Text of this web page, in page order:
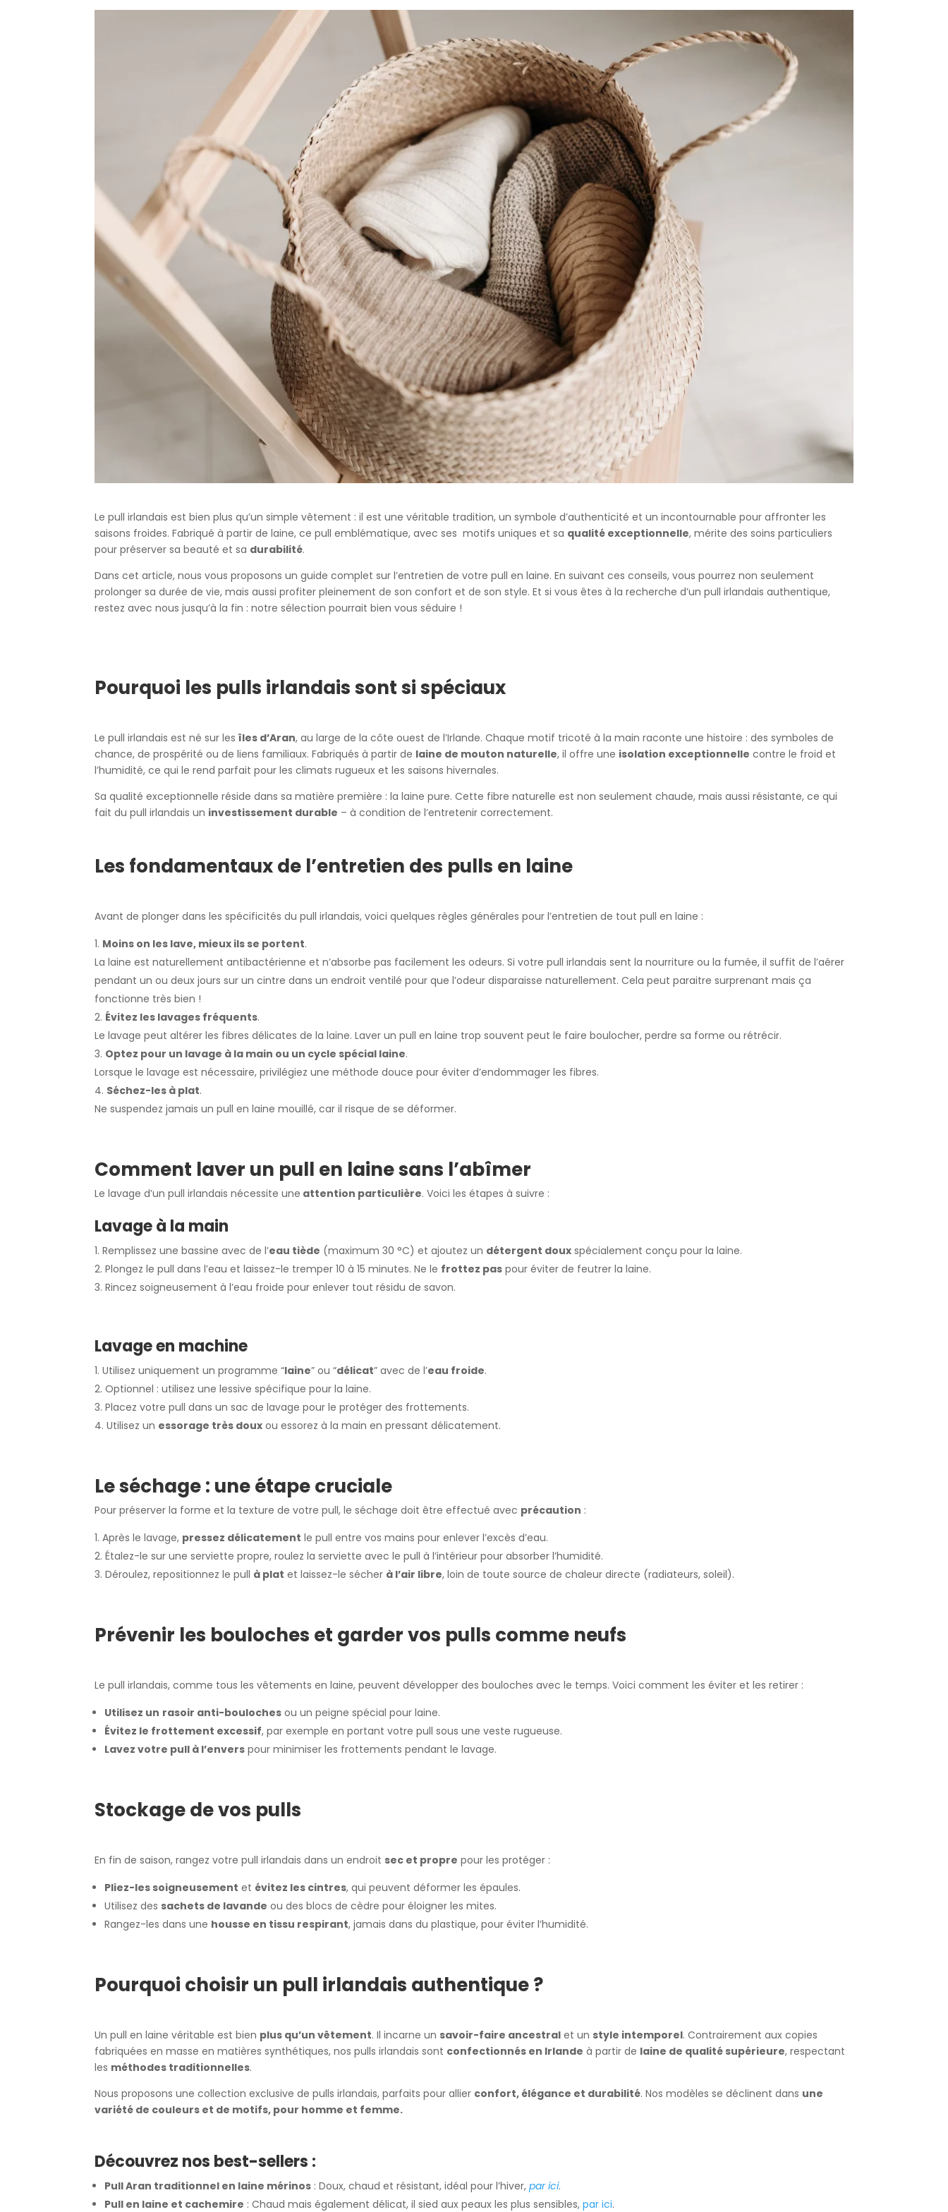
Le pull irlandais est bien plus qu’un simple vêtement : il est une véritable tradition, un symbole d’authenticité et un incontournable pour affronter les
saisons froides. Fabriqué à partir de laine, ce pull emblématique, avec ses motifs uniques et sa qualité exceptionnelle, mérite des soins particuliers
pour préserver sa beauté et sa durabilité.
Dans cet article, nous vous proposons un guide complet sur l’entretien de votre pull en laine. En suivant ces conseils, vous pourrez non seulement
prolonger sa durée de vie, mais aussi profiter pleinement de son confort et de son style. Et si vous êtes à la recherche d’un pull irlandais authentique,
restez avec nous jusqu’à la fin : notre sélection pourrait bien vous séduire !
Pourquoi les pulls irlandais sont si spéciaux
Le pull irlandais est né sur les îles d’Aran, au large de la côte ouest de l’Irlande. Chaque motif tricoté à la main raconte une histoire : des symboles de
chance, de prospérité ou de liens familiaux. Fabriqués à partir de laine de mouton naturelle, il offre une isolation exceptionnelle contre le froid et
l’humidité, ce qui le rend parfait pour les climats rugueux et les saisons hivernales.
Sa qualité exceptionnelle réside dans sa matière première : la laine pure. Cette fibre naturelle est non seulement chaude, mais aussi résistante, ce qui
fait du pull irlandais un investissement durable – à condition de l’entretenir correctement.
Les fondamentaux de l’entretien des pulls en laine
Avant de plonger dans les spécificités du pull irlandais, voici quelques règles générales pour l’entretien de tout pull en laine :
Moins on les lave, mieux ils se portent.
La laine est naturellement antibactérienne et n’absorbe pas facilement les odeurs. Si votre pull irlandais sent la nourriture ou la fumée, il suffit de l’aérer
pendant un ou deux jours sur un cintre dans un endroit ventilé pour que l’odeur disparaisse naturellement. Cela peut paraitre surprenant mais ça
fonctionne très bien !
Évitez les lavages fréquents.
Le lavage peut altérer les fibres délicates de la laine. Laver un pull en laine trop souvent peut le faire boulocher, perdre sa forme ou rétrécir.
Optez pour un lavage à la main ou un cycle spécial laine.
Lorsque le lavage est nécessaire, privilégiez une méthode douce pour éviter d’endommager les fibres.
Séchez-les à plat.
Ne suspendez jamais un pull en laine mouillé, car il risque de se déformer.
Comment laver un pull en laine sans l’abîmer
Le lavage d’un pull irlandais nécessite une attention particulière. Voici les étapes à suivre :
Lavage à la main
Remplissez une bassine avec de l’eau tiède (maximum 30 °C) et ajoutez un détergent doux spécialement conçu pour la laine.
Plongez le pull dans l’eau et laissez-le tremper 10 à 15 minutes. Ne le frottez pas pour éviter de feutrer la laine.
Rincez soigneusement à l’eau froide pour enlever tout résidu de savon.
Lavage en machine
Utilisez uniquement un programme “laine” ou “délicat” avec de l’eau froide.
Optionnel : utilisez une lessive spécifique pour la laine.
Placez votre pull dans un sac de lavage pour le protéger des frottements.
Utilisez un essorage très doux ou essorez à la main en pressant délicatement.
Le séchage : une étape cruciale
Pour préserver la forme et la texture de votre pull, le séchage doit être effectué avec précaution :
Après le lavage, pressez délicatement le pull entre vos mains pour enlever l’excès d’eau.
Étalez-le sur une serviette propre, roulez la serviette avec le pull à l’intérieur pour absorber l’humidité.
Déroulez, repositionnez le pull à plat et laissez-le sécher à l’air libre, loin de toute source de chaleur directe (radiateurs, soleil).
Prévenir les bouloches et garder vos pulls comme neufs
Le pull irlandais, comme tous les vêtements en laine, peuvent développer des bouloches avec le temps. Voici comment les éviter et les retirer :
Utilisez un rasoir anti-bouloches ou un peigne spécial pour laine.
Évitez le frottement excessif, par exemple en portant votre pull sous une veste rugueuse.
Lavez votre pull à l’envers pour minimiser les frottements pendant le lavage.
Stockage de vos pulls
En fin de saison, rangez votre pull irlandais dans un endroit sec et propre pour les protéger :
Pliez-les soigneusement et évitez les cintres, qui peuvent déformer les épaules.
Utilisez des sachets de lavande ou des blocs de cèdre pour éloigner les mites.
Rangez-les dans une housse en tissu respirant, jamais dans du plastique, pour éviter l’humidité.
Pourquoi choisir un pull irlandais authentique ?
Un pull en laine véritable est bien plus qu’un vêtement. Il incarne un savoir-faire ancestral et un style intemporel. Contrairement aux copies
fabriquées en masse en matières synthétiques, nos pulls irlandais sont confectionnés en Irlande à partir de laine de qualité supérieure, respectant
les méthodes traditionnelles.
Nous proposons une collection exclusive de pulls irlandais, parfaits pour allier confort, élégance et durabilité. Nos modèles se déclinent dans une
variété de couleurs et de motifs, pour homme et femme.
Découvrez nos best-sellers :
Pull Aran traditionnel en laine mérinos : Doux, chaud et résistant, idéal pour l’hiver,par ici.
Pull en laine et cachemire : Chaud mais également délicat, il sied aux peaux les plus sensibles,par ici.